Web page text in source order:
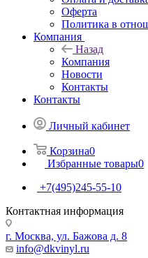
Оферта
Политика в
Компания
Назад
Компания
Новости
Контакты
Контакты
Личный кабинет
Корзина0
Избранные товары0
+7(495)245-55-10
Контактная информация
г. Москва, ул. Бажова д. 8
info@dkvinyl.ru